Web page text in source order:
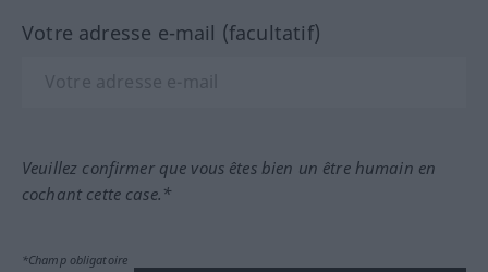
Votre adresse e-mail (facultatif)
Veuillez confirmer que vous êtes bien un être humain en
cochant cette case.*
*Champ obligatoire